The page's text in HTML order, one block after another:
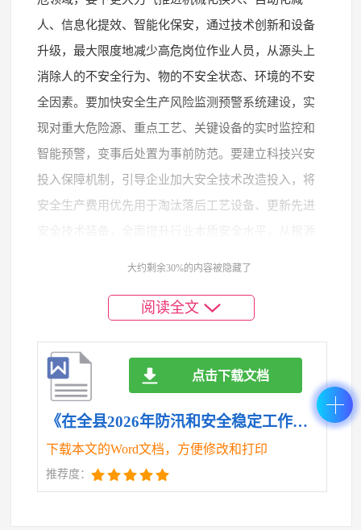
人、信息化提效、智能化保安，通过技术创新和设备
升级，最大限度地减少高危岗位作业人员，从源头上
消除人的不安全行为、物的不安全状态、环境的不安
全因素。要加快安全生产风险监测预警系统建设，实
现对重大危险源、重点工艺、关键设备的实时监控和
智能预警，变事后处置为事前防范。要建立科技兴安
投入保障机制，引导企业加大安全技术改造投入，将
安全生产费用优先用于淘汰落后工艺设备、更新先进
（三）压实主体责任，在企业管控上取得新成
效。企业是安全生产的责任主体，必须把安全责任扛
在肩上、落在行动上。要纵深推进全员安全生产责任
制，督促企业真正建立起“层层负责、人人有责、各负
其责”的安全生产工作体系，做到安全责任、管理、投
入、培训和应急救援“五到位”。要推动企业把安全责
任分解到每一个生产环节、每一个工作岗位、每一个
员工，制定岗位安全责任清单，确保安全规程人人知
大约剩余30%的内容被隐藏了
阅读全文
《在全县2026年防汛和安全稳定工作推进会上的讲话.doc》
下载本文的Word文档，方便修改和打印
推荐度：
点击下载文档